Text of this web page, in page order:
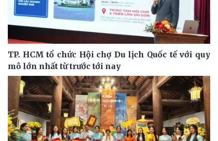
TP. HCM tổ chức Hội chợ Du lịch Quốc tế với quy
mô lớn nhất từ trước tới nay